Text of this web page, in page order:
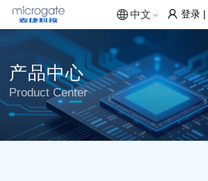
中文 登录|
产品中心
Product Center